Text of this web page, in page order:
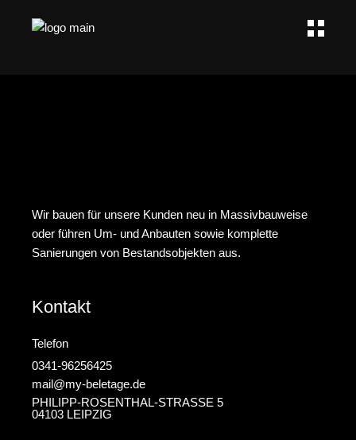
Wir bauen für unsere Kunden neu in Massivbauweise
oder führen Um- und Anbauten sowie komplette
Sanierungen von Bestandsobjekten aus.
Kontakt
Telefon
0341-96256425
mail@my-beletage.de
PHILIPP-ROSENTHAL-STRASSE 5
04103 LEIPZIG